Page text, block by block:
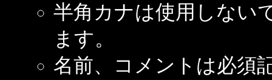
半角カナは使用しない
ます。
名前、コメントは必須